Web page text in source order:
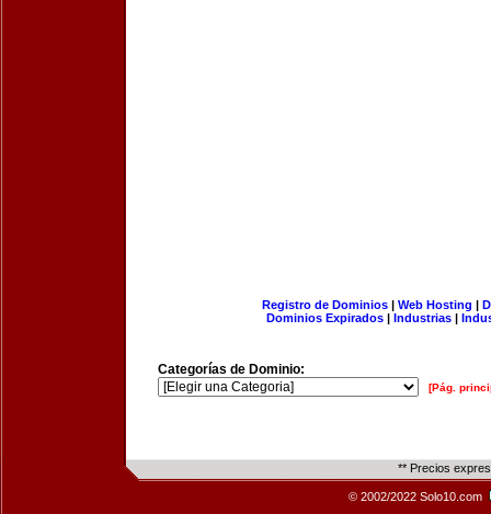
Registro de Dominios| Web Hosting |
Dominios Expirados | Industrias |
Categorías de Dominio:
[Pág.
** Precios
© 2002/2022 Solo10.com